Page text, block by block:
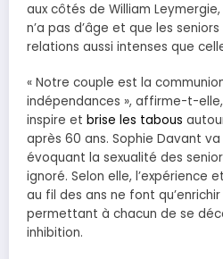
aux côtés de William
n’a pas d’âge et que les
relations aussi intenses que
« Notre couple est la
indépendances », affirme-t-
inspire et brise les tabous
après 60 ans. Sophie Davant
évoquant la sexualité des
ignoré. Selon elle, l’expérience
au fil des ans ne font
permettant à chacun de se
inhibition.